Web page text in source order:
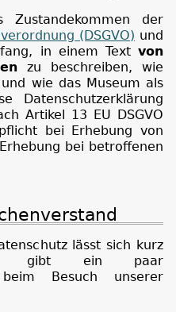
der
(DSGVO) und
in einem Text von
zu beschreiben, wie
wie das Museum als
Datenschutzerklärung
Artikel 13 EU DSGVO
bei Erhebung von
bei betroffenen
lässt sich kurz
Es gibt ein paar
beim Besuch unserer